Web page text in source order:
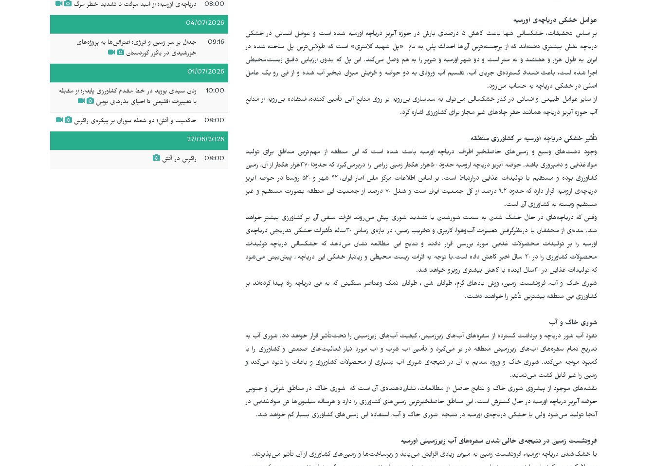
عوامل خشکی دریاچه‌ی‌ اورمیه
بر اساس تحقیقات، خشکسالی تنها باعث کاهش ۵ درصدی بارش در حوزه آبریز دریاچه اورمیه شده است و عوامل انسانی در خشکی
دریاچه‌ نقش بیشتری داشته‌اند که از برجسته‌ترین آن‌ها احداث پلی به نام «پل شهید کلانتری» است که طولانی‌ترین پل ساخته‌ شده در
ایران به طول هزار و هفتصد و نه متر است و دو شهر اورمیه و تبریز را به هم وصل می‌کند. این پل که بدون ارزیابی دقیق زیست‌محیطی
اجرا شده است، باعث انسداد گسترد‌ەی جریان آب، تقسیم آب ورودی به دو حوضه و افزایش میزان تبخیر آب شده و از این رو یک عامل
اصلی در خشکی دریاچه به حساب می‌رود.
از سایر عوامل طبیعی و انسانی در کنار خشکسالی می‌توان به سدسازی بی‌رویه بر روی منابع آبی تأمین کننده، استفاده بی‌رویه از منابع
آب حوزه آبریز دریاچه همانند حفر چاه‌های غیر‌ مجاز برای کشاورزی اشاره کرد.
تأثیر خشکی دریاچه اورمیه بر کشاورزی منطقه
وجود دشت‌های وسیع و زمین‌های حاصلخیز اطراف دریاچه اورمیه باعث شده است که این منطقه از مهم‌ترین مناطق برای تولید
موادغذایی و دامپروری باشد. حوضه آبریز دریاچه ارومیه حدود ۵۰۰هزار هکتار زمین زراعی را دربرمی‌گیرد که حدودا ۳۷۰هزار هکتار از آن، زمین
کشاورزی بوده و مستقیم با تولیدات غذایی درارتباط است. بر اساس اطلاعات مرکز ملی آمار ایران، ۴۲ شهر و ۵۲۰ روستا در حوضه آبریز
دریاچه‌ی ارومیه قرار دارد که حدود ۹.۲ درصد از کل جمعیت ایران است و شغل ۷۰ درصد از جمعیت این منطقه بصورت مستقیم و غیر
مستقیم وابسته به کشاورزی آن است.
وقتی که دریاچه‌های در حال خشک شدن به سمت شورشدن یا تشدید شوری پیش می‌روند اثرات منفی آن بر کشاورزی بیشتر خواهد
شد. عده‌ای از محققان با درنظرگرفتن تغییرات آب‌وهوا، کاربری و تخریب زمین، در بازه‌ی زمانی ۳۰ساله تأثیرات خشکی تدریجی دریاچه‌ی
اورمیه را بر تولیدات محصولات غذایی مورد بررسی قرار دادند و نتایج این مطالعه نشان می‌دهد که خشکسالی دریاچه تولیدات
محصولات کشاورزی را در ۳۰ سال اخیر کاهش داده است.با توجه به اثرات زیست محیطی و زیانبار خشکی این دریاچه ، پیش‌بینی می‌شود
که تولیدات غذایی در ۳۰سال آینده با کاهش بیشتری روبرو خواهد شد.
شوری خاک و آب، فرونشست زمین، وزش بادهای گرم، طوفان شن ،‌ طوفان نمک وعناصر سنگینی که به این دریاچه راه پیدا کرده‌اند بر
کشاورزی این منطقه بیشترین تأثیر را خواهند داشت.
شوری خاک و آب
نفوذ آب شور دریاچه و برداشت گسترده از سفره‌های آب‌های زیرزمینی، کیفیت آب‌های زیرزمینی را تحت‌تأثیر قرار خواهد داد. شوری آب به
تدریج تمام سفره‌های آب‌های زیرزمینی منطقه در بر می‌گیرد و تأمین آب شرب و آب مورد نیاز فعالیت‌های صنعتی و کشاورزی را با
کمبود مواجه می‌‌کند. شوری خاک و ورود سدیم به آن در نتیجه‌ی شوری آب بسیاری از محصولات کشاورزی و باغات را نابود می‌کند و
زمین را غیر قابل کشت می‌نماید.
نقشه‌های موجود از پیشروی شوری خاک و نتایج حاصل از مطالعات، نشان‌دهنده‌ی آن است که شوری خاک در مناطق شرقی و جنوبی
حوضه آبریز دریاچه اورمیه در حال‌ گسترش است. این مناطق حاصلخیزترین زمین‌های کشاورزی را دارد و هرساله میلیون‌ها تن موادغذایی در
آنجا تولید می‌شود ولی با خشکی دریاچه‌ی اورمیه در نتیجه شوری خاک و آب، استفاده این زمین‌های کشاورزی بسیار کم خواهد شد.
فرونشست زمین‌ در نتیجه‌ی خالی شدن سفره‌های آب زیرزمینی اورمیه
با خشک‌شدن دریاچه اورمیه، فرونشست زمین به میزان زیادی افزایش می‌یابد و زیرساخت‌ها و زمین‌های کشاورزی از آن تأثیر می‌پذیرند.
08:00 دریاچه‌ی اورمیه؛ از امید موقت تا تشدید خطر مرگ
04/07/2026
09:16
جدال بر سر زمین و انرژی؛ اعتراض‌ها به پروژه‌های
خورشیدی در باکور کوردستان
01/07/2026
10:00
زنان سیدی بوزید در خط مقدم کشاورزی پایدار؛ از مقابله
با تغییرات اقلیمی تا احیای بذرهای بومی
08:00 حاکمیت و آتش؛ دو شعله سوزان بر پیکره‌ی زاگرس
27/06/2026
08:00 زاگرس در آتش